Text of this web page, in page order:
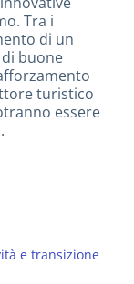
Tra i
di un
buone
turistico
essere
e transizione